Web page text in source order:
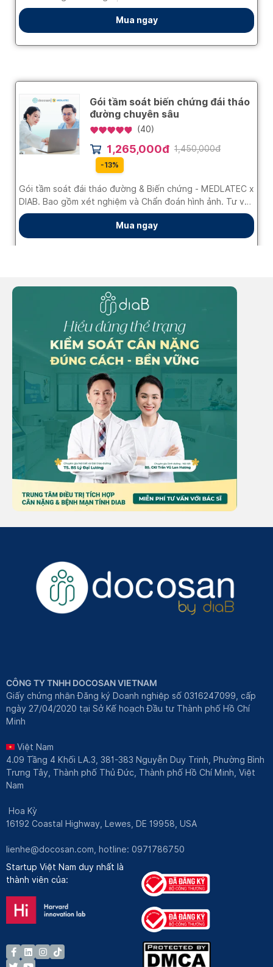
CÔNG TY TNHH DOCOSAN VIETNAM
Giấy chứng nhận Đăng ký Doanh nghiệp số 0316247099, cấp
ngày 27/04/2020 tại Sở Kế hoạch Đầu tư Thành phố Hồ Chí
Minh
Việt Nam
4.09 Tầng 4 Khối LA.3, 381-383 Nguyễn Duy Trinh, Phường Bình
Trưng Tây, Thành phố Thủ Đức, Thành phố Hồ Chí Minh, Việt
Nam
Hoa Kỳ
16192 Coastal Highway, Lewes, DE 19958, USA
lienhe@docosan.com , hotline: 0971786750
Startup Việt Nam duy nhất là
thành viên của: